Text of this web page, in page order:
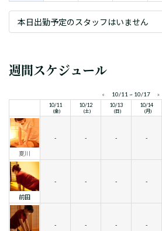
本日出勤予定のスタッフはいません
週間スケジュール
« 10/11 ~ 10/17 »
10/11
(金)
10/12
(土)
10/13
(日)
10/14
(月)
夏川
- - - -
前田
- - - -
- - - -